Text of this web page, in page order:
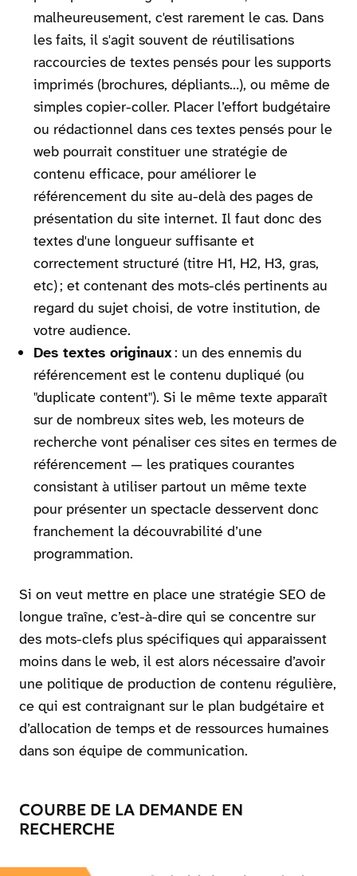
malheureusement, c'est rarement le cas. Dans
les faits, il s'agit souvent de réutilisations
raccourcies de textes pensés pour les supports
imprimés (brochures, dépliants…), ou même de
simples copier-coller. Placer l’effort budgétaire
ou rédactionnel dans ces textes pensés pour le
web pourrait constituer une stratégie de
contenu efficace, pour améliorer le
référencement du site au-delà des pages de
présentation du site internet. Il faut donc des
textes d'une longueur suffisante et
correctement structuré (titre H1, H2, H3, gras,
etc) ; et contenant des mots-clés pertinents au
regard du sujet choisi, de votre institution, de
votre audience.
Des textes originaux: un des ennemis du
référencement est le contenu dupliqué (ou
"duplicate content"). Si le même texte apparaît
sur de nombreux sites web, les moteurs de
recherche vont pénaliser ces sites en termes de
référencement — les pratiques courantes
consistant à utiliser partout un même texte
pour présenter un spectacle desservent donc
franchement la découvrabilité d’une
programmation.
Si on veut mettre en place une stratégie SEO de
longue traîne, c’est-à-dire qui se concentre sur
des mots-clefs plus spécifiques qui apparaissent
moins dans le web, il est alors nécessaire d’avoir
une politique de production de contenu régulière,
ce qui est contraignant sur le plan budgétaire et
d’allocation de temps et de ressources humaines
dans son équipe de communication.
COURBE DE LA DEMANDE EN
RECHERCHE